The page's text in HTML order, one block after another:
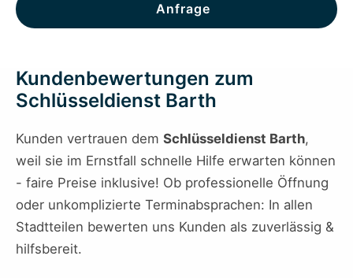
Anfrage
Kundenbewertungen zum
Schlüsseldienst Barth
Kunden vertrauen dem Schlüsseldienst Barth,
weil sie im Ernstfall schnelle Hilfe erwarten können
- faire Preise inklusive! Ob professionelle Öffnung
oder unkomplizierte Terminabsprachen: In allen
Stadtteilen bewerten uns Kunden als zuverlässig &
hilfsbereit.